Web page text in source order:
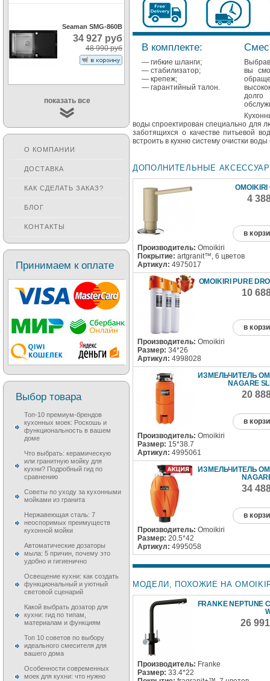
В комплекте:
— гибкие шланги;
— стабилизатор;
— крепеж;
— гарантийный талон.
вы
воды спроектирован специально для
заботящихся о качестве питьевой
встроить в кухню систему очистки
ДОПОЛНИТЕЛЬНЫЕ
4
в
Производитель: Omoikiri
Покрытие: artgranit™, 6 цветов
Артикул: 4975017
OMOIKIRI PURE
10
в
Производитель: Omoikiri
Размер: 34*26
Артикул: 4998028
ИЗМЕЛЬЧИТЕЛЬ
NAGARE
20
в
Производитель: Omoikiri
Размер: 15*38.7
Артикул: 4995061
ИЗМЕЛЬЧИТЕЛЬ
34
в
Производитель: Omoikiri
Размер: 20.5*42
Артикул: 4995058
МОДЕЛИ, ПОХОЖИЕ НА
FRANKE NEPTUNE
26
Производитель: Franke
Размер: 33.4*22
Seaman SMG-860B
34 927 руб
48 990 руб
показать все
О КОМПАНИИ
ДОСТАВКА
КАК СДЕЛАТЬ ЗАКАЗ?
БЛОГ
КОНТАКТЫ
Принимаем к оплате
Выбор товара
Топ-10 премиум-брендов
кухонных моек: Роскошь и
функциональность в вашем
доме
Что выбрать: керамическую
или гранитную мойку для
кухни? Подробный гид по
сравнению
Советы по уходу за кухонными
мойками из гранита
Нержавеющая сталь: 7
неоспоримых преимуществ
кухонной мойки
Автоматические дозаторы
мыла: 5 причин, почему это
удобно и гигиенично
Освещение кухни: как создать
функциональный и уютный
световой сценарий
Какой выбрать дозатор для
кухни: гид по типам,
материалам и функциям
Топ 10 советов по выбору
идеального смесителя для
вашего дома
Особенности современных
моек для кухни: что нужно